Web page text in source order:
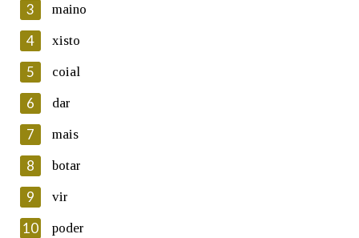
En cumprimento da normativa vixente en materia de
Protección de Datos de Carácter Persoal, a Real Academia
Galega informa a aqueles usuarios que faciliten o seu correo
electrónico, así como calquera outra información de carácter
persoal, que estes datos serán obxecto de tratamento
automatizado de carácter confidencial e incorporados aos seus
ficheiros informáticos. Así mesmo, os usuarios poderán exercer o
seu dereito de acceso, rectificación, oposición e cancelación dos
seus datos poñéndose en contacto connosco.
Lin e acepto as condicións da política de
Introduce o código que aparece na imaxe:
3 maino
4 xisto
5 coial
6 dar
7 mais
8 botar
9 vir
10 poder